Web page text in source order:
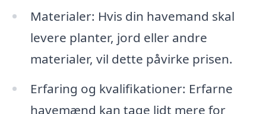
Materialer: Hvis din havemand skal
levere planter, jord eller andre
materialer, vil dette påvirke prisen.
Erfaring og kvalifikationer: Erfarne
havemænd kan tage lidt mere for